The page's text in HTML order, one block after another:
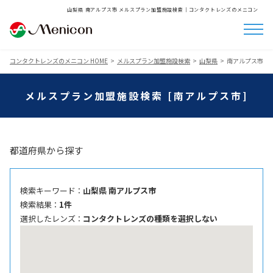
山梨県 南アルプス市 メルスプラン加盟施設検索│コンタクトレンズのメニコン
コンタクトレンズのメニコン HOME メルスプラン加盟施設検索 山梨県 南アルプス市
メルスプラン加盟施設検索 [南アルプス市]
都道府県から探す
検索キーワード ： 山梨県 南アルプス市
検索結果 ： 1件
選択したレンズ ： コンタクトレンズの種類を選択しない